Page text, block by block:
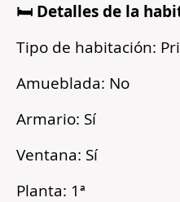
🛏️ Detalles de la
Tipo de habitación:
Amueblada: No
Armario: Sí
Ventana: Sí
Planta: 1ª